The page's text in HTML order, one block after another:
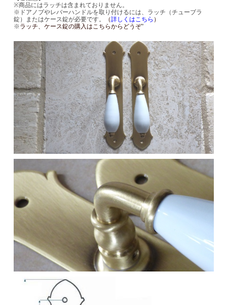
※商品にはラッチは含まれておりません。
※ドアノブやレバーハンドルを取り付けるには、ラッチ（チューブラ
錠）またはケース錠が必要です。
（詳しくはこちら ）
※ラッチ、ケース錠の購入はこちらからどうぞ"